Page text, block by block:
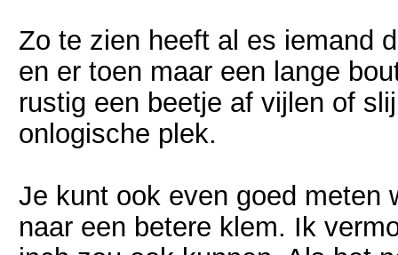
Zo te zien heeft al es iemand
en er toen maar een lange
rustig een beetje af vijlen of
onlogische plek.
Je kunt ook even goed meten
naar een betere klem. Ik